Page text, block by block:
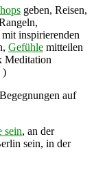
geben, Reisen,
inspirierenden
Gefühle mitteilen
Meditation
)
auf
sein, an der
sein, in der